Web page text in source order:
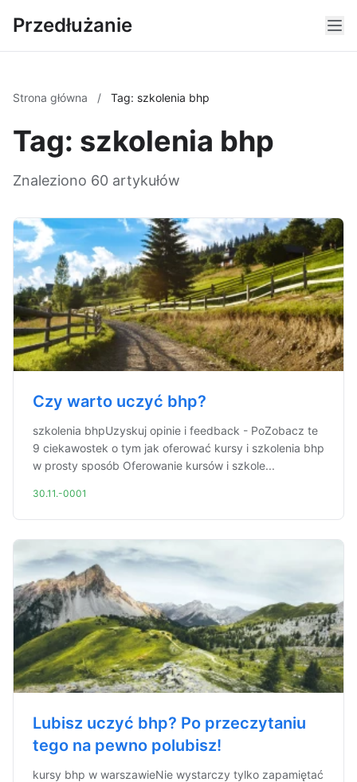
Przedłużanie
Strona główna / Tag: szkolenia bhp
Tag: szkolenia bhp
Znaleziono 60 artykułów
Czy warto uczyć bhp?
szkolenia bhpUzyskuj opinie i feedback - PoZobacz te
9 ciekawostek o tym jak oferować kursy i szkolenia bhp
w prosty sposób Oferowanie kursów i szkole...
30.11.-0001
Lubisz uczyć bhp? Po przeczytaniu
tego na pewno polubisz!
kursy bhp w warszawieNie wystarczy tylko zapamiętać